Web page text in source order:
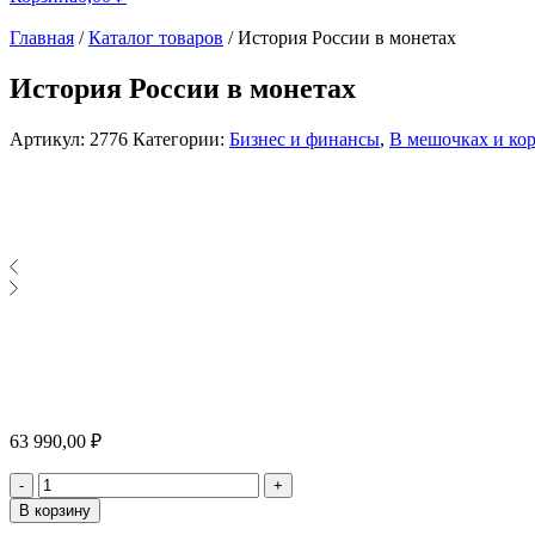
Главная /Каталог товаров /История России в монетах
История России в монетах
Артикул: 2776 Категории: Бизнес и финансы, В мешочках и
63 990,00 ₽
- Количество
+
В корзину